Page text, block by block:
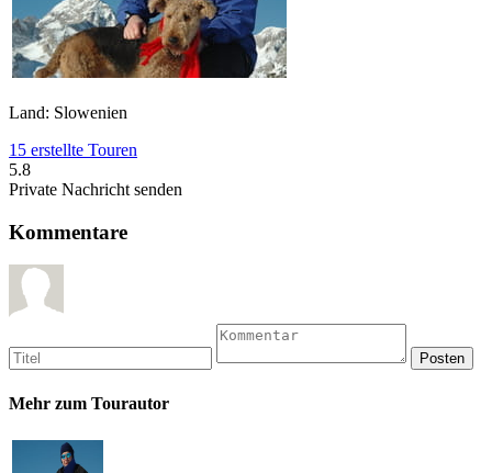
Land: Slowenien
15 erstellte Touren
5.8
Private Nachricht senden
Kommentare
Mehr zum Tourautor